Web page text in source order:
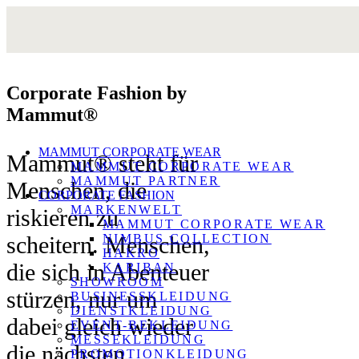
MAMMUT CORPORATE WEAR
MAMMUT CORPORATE WEAR
MAMMUT PARTNER
CORPORATE FASHION
MARKENWELT
MAMMUT CORPORATE WEAR
NIMBUS COLLECTION
HAKRO
KARIBAN
SHOWROOM
BUSINESSKLEIDUNG
DIENSTKLEIDUNG
EVENT-BEKLEIDUNG
MESSEKLEIDUNG
PROMOTIONKLEIDUNG
Corporate Fashion by
Mammut®
Mammut® steht für
Menschen, die
riskieren zu
scheitern. Menschen,
die sich in Abenteuer
stürzen, nur um
dabei gleich wieder